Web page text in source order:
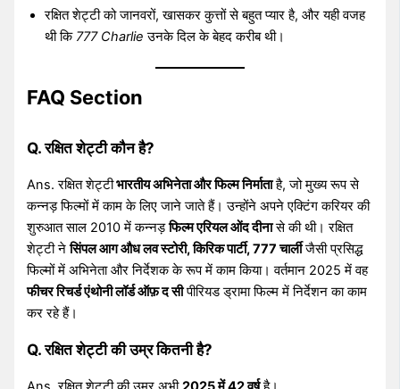
रक्षित शेट्टी को जानवरों, खासकर कुत्तों से बहुत प्यार है, और यही वजह
थी कि 777 Charlie उनके दिल के बेहद करीब थी।
FAQ Section
Q. रक्षित शेट्टी कौन है?
Ans. रक्षित शेट्टीभारतीय अभिनेता और फिल्म निर्माताहै, जो मुख्य रूप से
कन्नड़ फिल्मों में काम के लिए जाने जाते हैं। उन्होंने अपने एक्टिंग करियर की
शुरुआत साल 2010 में कन्नड़फिल्म एरियल ओंद दीनासे की थी। रक्षित
शेट्टी नेसिंपल आग औध लव स्टोरी, किरिक पार्टी, 777 चार्लीजैसी प्रसिद्ध
फिल्मों में अभिनेता और निर्देशक के रूप में काम किया। वर्तमान 2025 में वह
फीचर रिचर्ड एंथोनी लॉर्ड ऑफ़ द सीपीरियड ड्रामा फिल्म में निर्देशन का काम
कर रहे हैं।
Q. रक्षित शेट्टी की उम्र कितनी है?